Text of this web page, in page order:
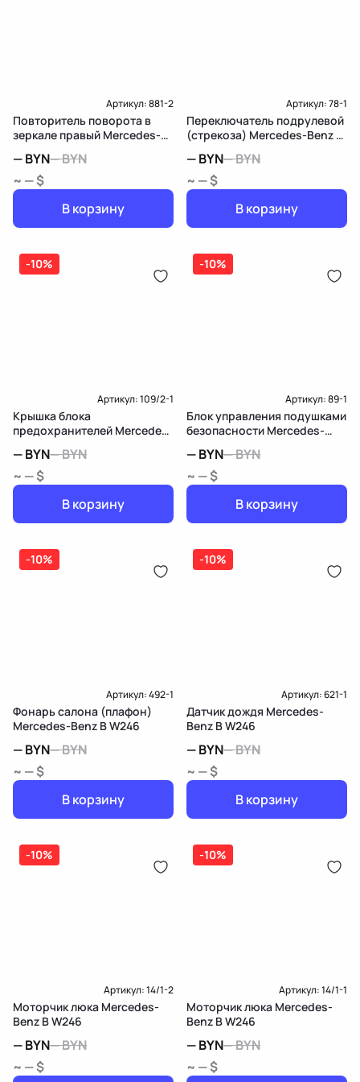
Артикул:881-2
Повторитель поворота в
зеркале правый Mercedes-
—BYN—BYN
~ — $
В корзину
Артикул:78-1
Переключатель подрулевой
(стрекоза) Mercedes-Benz B
—BYN—BYN
~ — $
В корзину
-10%
Артикул:109/2-1
Крышка блока
предохранителей Mercedes-
—BYN—BYN
~ — $
В корзину
-10%
Артикул:89-1
Блок управления подушками
безопасности Mercedes-
—BYN—BYN
~ — $
В корзину
-10%
Артикул:492-1
Фонарь салона (плафон)
Mercedes-Benz B W246
—BYN—BYN
~ — $
В корзину
-10%
Артикул:621-1
Датчик дождя Mercedes-
Benz B W246
—BYN—BYN
~ — $
В корзину
-10%
Артикул:14/1-2
Моторчик люка Mercedes-
Benz B W246
—BYN—BYN
~ — $
-10%
Артикул:14/1-1
Моторчик люка Mercedes-
Benz B W246
—BYN—BYN
~ — $